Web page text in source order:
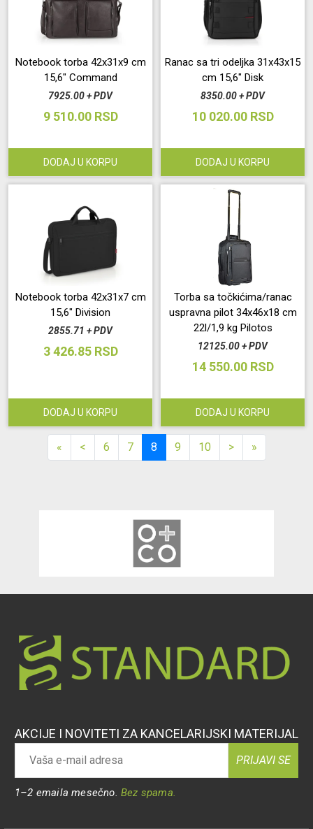
Notebook torba 42x31x9 cm
15,6" Command
7925.00 + PDV
9 510.00 RSD
DODAJ U KORPU
Ranac sa tri odeljka 31x43x15
cm 15,6" Disk
8350.00 + PDV
10 020.00 RSD
DODAJ U KORPU
Notebook torba 42x31x7 cm
15,6" Division
2855.71 + PDV
3 426.85 RSD
DODAJ U KORPU
Torba sa točkićima/ranac
uspravna pilot 34x46x18 cm
22l/1,9 kg Pilotos
12125.00 + PDV
14 550.00 RSD
DODAJ U KORPU
« < 6 7 8 9 10 > »
AKCIJE I NOVITETI ZA KANCELARIJSKI MATERIJAL
PRIJAVI SE
1–2 emaila mesečno. Bez spama.